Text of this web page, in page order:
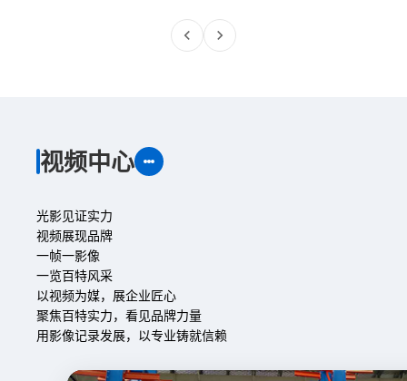
视频中心
光影见证实力
视频展现品牌
一帧一影像
一览百特风采
以视频为媒，展企业匠心
聚焦百特实力，看见品牌力量
用影像记录发展，以专业铸就信赖